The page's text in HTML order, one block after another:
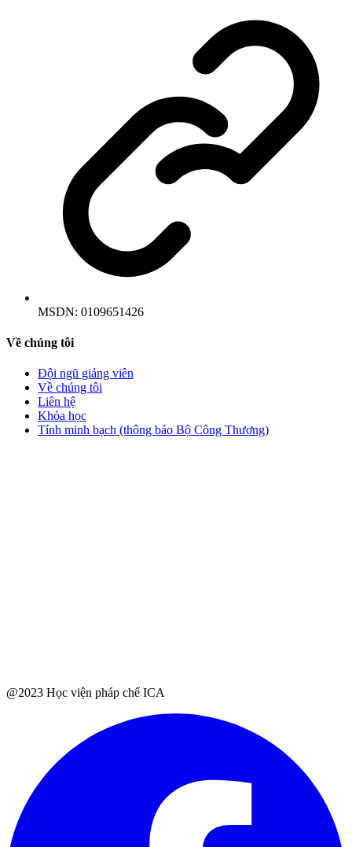
MSDN: 0109651426
Về chúng tôi
Đội ngũ giảng viên
Về chúng tôi
Liên hệ
Khóa học
Tính minh bạch (thông báo Bộ Công Thương)
@2023 Học viện pháp chế ICA